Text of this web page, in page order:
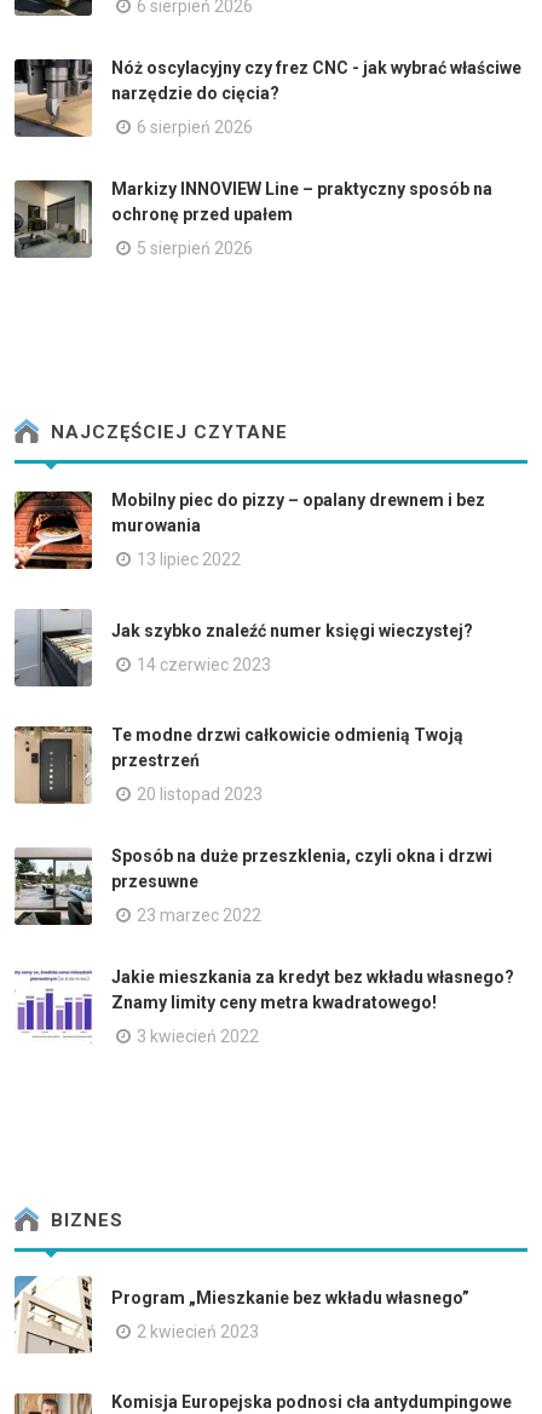
6 sierpień 2026
Nóż oscylacyjny czy frez CNC - jak wybrać właściwe
narzędzie do cięcia?
6 sierpień 2026
Markizy INNOVIEW Line – praktyczny sposób na
ochronę przed upałem
5 sierpień 2026
NAJCZĘŚCIEJ CZYTANE
Mobilny piec do pizzy – opalany drewnem i bez
murowania
13 lipiec 2022
Jak szybko znaleźć numer księgi wieczystej?
14 czerwiec 2023
Te modne drzwi całkowicie odmienią Twoją
przestrzeń
20 listopad 2023
Sposób na duże przeszklenia, czyli okna i drzwi
przesuwne
23 marzec 2022
Jakie mieszkania za kredyt bez wkładu własnego?
Znamy limity ceny metra kwadratowego!
3 kwiecień 2022
BIZNES
Program „Mieszkanie bez wkładu własnego”
2 kwiecień 2023
Komisja Europejska podnosi cła antydumpingowe